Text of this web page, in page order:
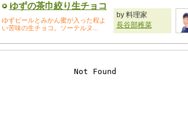
ゆずの茶巾絞り生チョコ
ゆずピールとみかん蜜が入った程よ
い苦味の生チョコ。ソーテルヌ...
by 料理家
長谷部稚菜